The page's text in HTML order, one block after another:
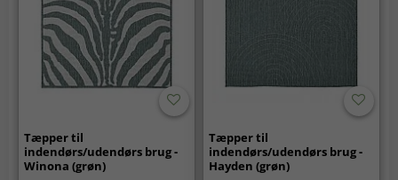
Tæpper til
indendørs/udendørs brug -
Winona (grøn)
Tæpper til
indendørs/udendørs brug -
Hayden (grøn)